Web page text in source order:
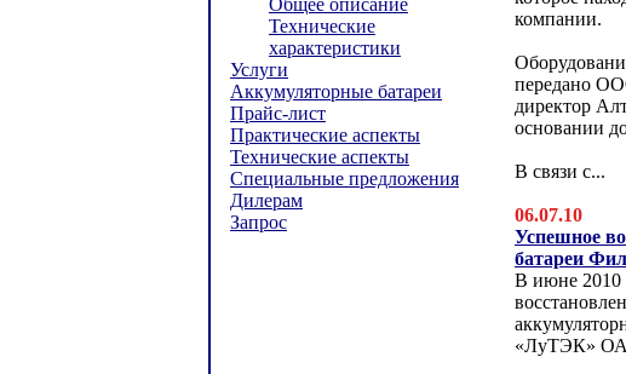
Общее описание
Технические
характеристики
Услуги
Аккумуляторные батареи
Прайс-лист
Практические аспекты
Технические аспекты
Специальные предложения
Дилерам
Запрос
компании.
передано
директор
основании
В связи с...
06.07.10
Успешное
батареи
В июне 2010
«ЛуТЭК»